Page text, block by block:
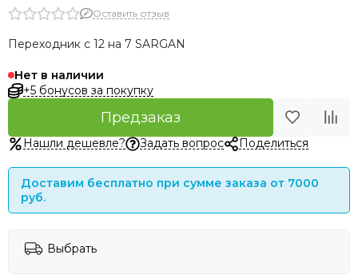
Оставить отзыв
Переходник с 12 на 7 SARGAN
Нет в наличии
+5 бонусов за покупку
Предзаказ
Нашли дешевле? Задать вопрос Поделиться
Доставим бесплатно при сумме заказа от 7000
руб.
Выбрать